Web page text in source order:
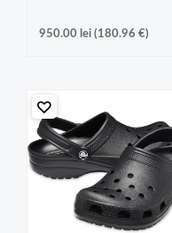
950.00 lei(180.96 €)